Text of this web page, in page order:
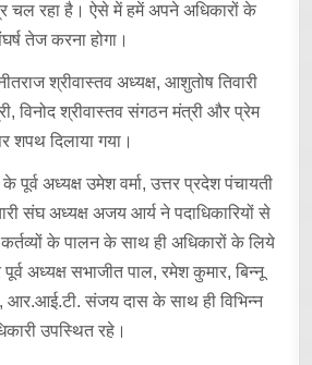
चल रहा है। ऐसे में हमें अपने अधिकारों के
तेज करना होगा।
श्रीवास्तव अध्यक्ष, आशुतोष तिवारी
विनोद श्रीवास्तव संगठन मंत्री और प्रेम
शपथ दिलाया गया।
अध्यक्ष उमेश वर्मा, उत्तर प्रदेश पंचायती
संघ अध्यक्ष अजय आर्य ने पदाधिकारियों से
के पालन के साथ ही अधिकारों के लिये
अध्यक्ष सभाजीत पाल, रमेश कुमार, बिन्नू
आर.आई.टी. संजय दास के साथ ही विभिन्न
उपस्थित रहे।